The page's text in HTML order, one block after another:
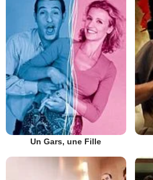
Un Gars, une Fille